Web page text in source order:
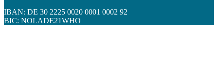
IBAN: DE 30 2225 0020 0001 0002 92
BIC: NOLADE21WHO